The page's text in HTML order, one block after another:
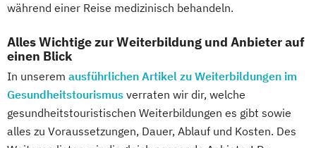
während einer Reise medizinisch behandeln.
Alles Wichtige zur Weiterbildung und Anbieter auf
einen Blick
In unserem ausführlichen Artikel zu Weiterbildungen im
Gesundheitstourismus verraten wir dir, welche
gesundheitstouristischen Weiterbildungen es gibt sowie
alles zu Voraussetzungen, Dauer, Ablauf und Kosten. Des